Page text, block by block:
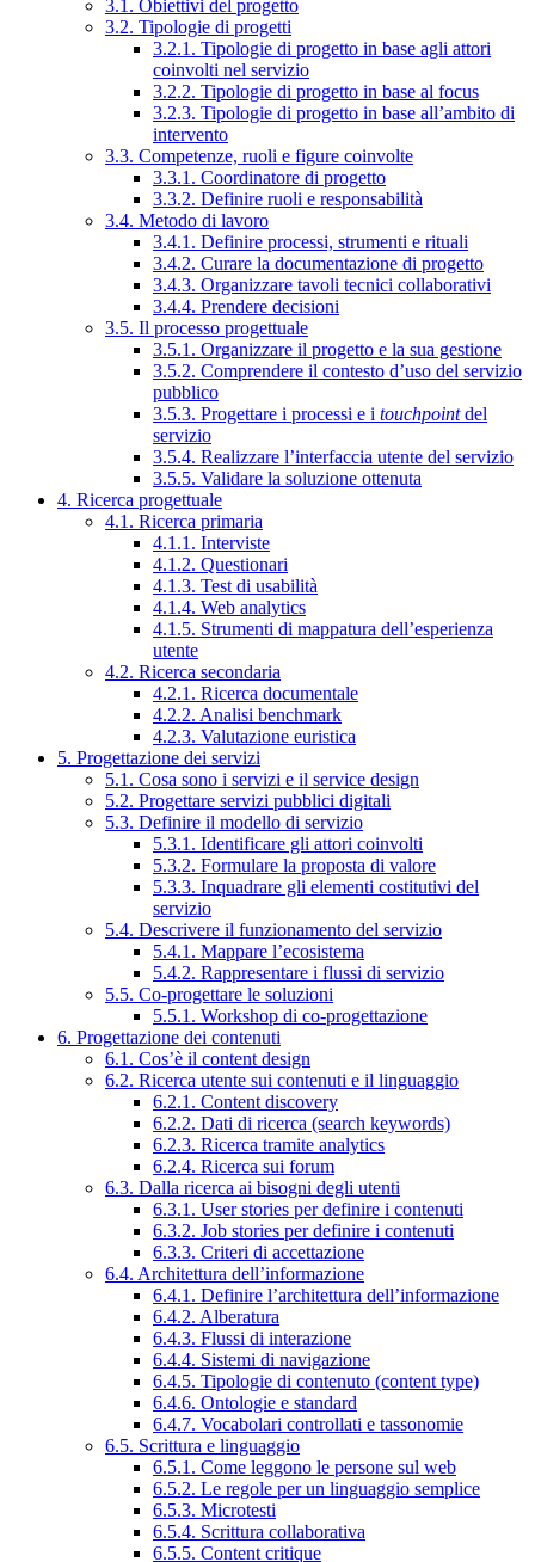
3.1. Obiettivi del progetto
3.2. Tipologie di progetti
3.2.1. Tipologie di progetto in base agli attori
coinvolti nel servizio
3.2.2. Tipologie di progetto in base al focus
3.2.3. Tipologie di progetto in base all’ambito di
intervento
3.3. Competenze, ruoli e figure coinvolte
3.3.1. Coordinatore di progetto
3.3.2. Definire ruoli e responsabilità
3.4. Metodo di lavoro
3.4.1. Definire processi, strumenti e rituali
3.4.2. Curare la documentazione di progetto
3.4.3. Organizzare tavoli tecnici collaborativi
3.4.4. Prendere decisioni
3.5. Il processo progettuale
3.5.1. Organizzare il progetto e la sua gestione
3.5.2. Comprendere il contesto d’uso del servizio
pubblico
3.5.3. Progettare i processi e i touchpointdel
servizio
3.5.4. Realizzare l’interfaccia utente del servizio
3.5.5. Validare la soluzione ottenuta
4. Ricerca progettuale
4.1. Ricerca primaria
4.1.1. Interviste
4.1.2. Questionari
4.1.3. Test di usabilità
4.1.4. Web analytics
4.1.5. Strumenti di mappatura dell’esperienza
utente
4.2. Ricerca secondaria
4.2.1. Ricerca documentale
4.2.2. Analisi benchmark
4.2.3. Valutazione euristica
5. Progettazione dei servizi
5.1. Cosa sono i servizi e il service design
5.2. Progettare servizi pubblici digitali
5.3. Definire il modello di servizio
5.3.1. Identificare gli attori coinvolti
5.3.2. Formulare la proposta di valore
5.3.3. Inquadrare gli elementi costitutivi del
servizio
5.4. Descrivere il funzionamento del servizio
5.4.1. Mappare l’ecosistema
5.4.2. Rappresentare i flussi di servizio
5.5. Co-progettare le soluzioni
5.5.1. Workshop di co-progettazione
6. Progettazione dei contenuti
6.1. Cos’è il content design
6.2. Ricerca utente sui contenuti e il linguaggio
6.2.1. Content discovery
6.2.2. Dati di ricerca (search keywords)
6.2.3. Ricerca tramite analytics
6.2.4. Ricerca sui forum
6.3. Dalla ricerca ai bisogni degli utenti
6.3.1. User stories per definire i contenuti
6.3.2. Job stories per definire i contenuti
6.3.3. Criteri di accettazione
6.4. Architettura dell’informazione
6.4.1. Definire l’architettura dell’informazione
6.4.2. Alberatura
6.4.3. Flussi di interazione
6.4.4. Sistemi di navigazione
6.4.5. Tipologie di contenuto (content type)
6.4.6. Ontologie e standard
6.4.7. Vocabolari controllati e tassonomie
6.5. Scrittura e linguaggio
6.5.1. Come leggono le persone sul web
6.5.2. Le regole per un linguaggio semplice
6.5.3. Microtesti
6.5.4. Scrittura collaborativa
6.5.5. Content critique